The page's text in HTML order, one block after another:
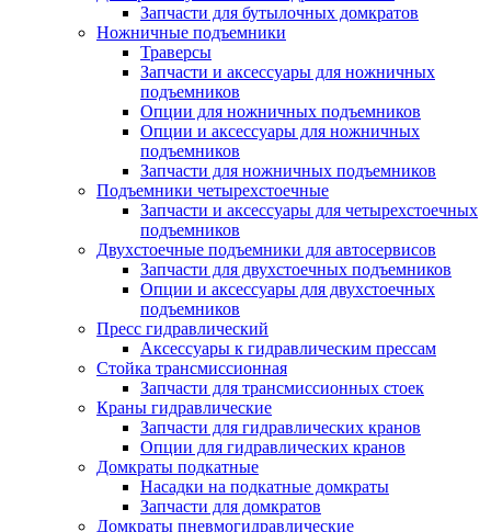
Запчасти для бутылочных домкратов
Ножничные подъемники
Траверсы
Запчасти и аксессуары для ножничных
подъемников
Опции для ножничных подъемников
Опции и аксессуары для ножничных
подъемников
Запчасти для ножничных подъемников
Подъемники четырехстоечные
Запчасти и аксессуары для четырехстоечных
подъемников
Двухстоечные подъемники для автосервисов
Запчасти для двухстоечных подъемников
Опции и аксессуары для двухстоечных
подъемников
Пресс гидравлический
Аксессуары к гидравлическим прессам
Стойка трансмиссионная
Запчасти для трансмиссионных стоек
Краны гидравлические
Запчасти для гидравлических кранов
Опции для гидравлических кранов
Домкраты подкатные
Насадки на подкатные домкраты
Запчасти для домкратов
Домкраты пневмогидравлические